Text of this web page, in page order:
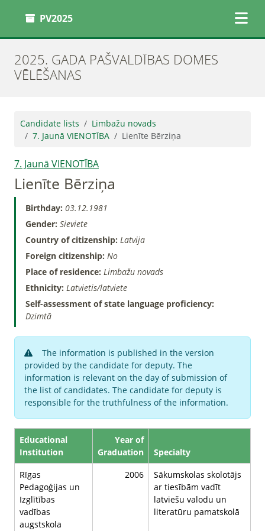
PV2025
2025. GADA PAŠVALDĪBAS DOMES
VĒLĒŠANAS
Candidate lists
Limbažu novads
7. Jaunā VIENOTĪBA
Lienīte Bērziņa
7. Jaunā VIENOTĪBA
Lienīte Bērziņa
Birthday: 03.12.1981
Gender: Sieviete
Country of citizenship: Latvija
Foreign citizenship: No
Place of residence: Limbažu novads
Ethnicity: Latvietis/latviete
Self-assessment of state language proficiency:
Dzimtā
The information is published in the version
provided by the candidate for deputy. The
information is relevant on the day of submission of
the list of candidates. The candidate for deputy is
responsible for the truthfulness of the information.
Educational
Institution
Year of
Graduation
Specialty
Rīgas
Pedagoģijas un
Izglītības
vadības
augstskola
2006
Sākumskolas skolotājs
ar tiesībām vadīt
latviešu valodu un
literatūru pamatskolā